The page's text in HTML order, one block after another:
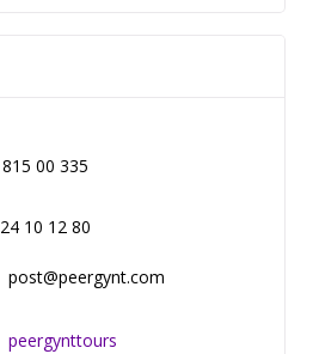
815 00 335
24 10 12 80
post@peergynt.com
peergynttours